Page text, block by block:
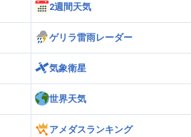
2週間天気
ゲリラ雷雨レーダー
気象衛星
世界天気
アメダスランキング